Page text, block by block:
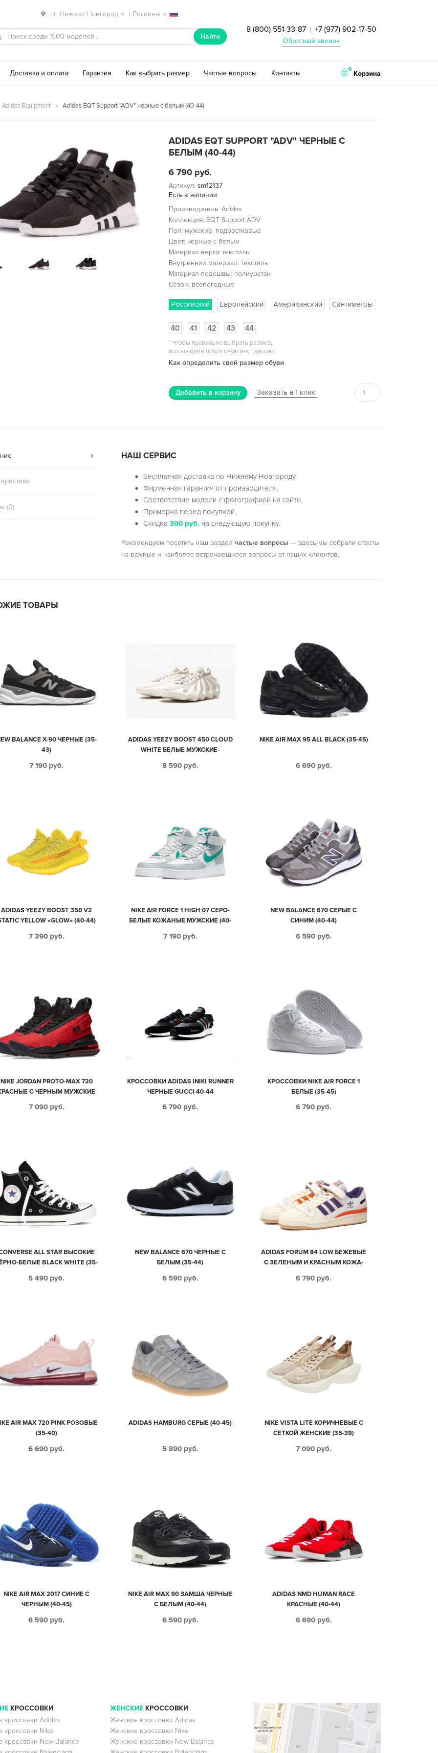
| г. Нижний Новгород | Регионы
Найти
8 (800) 551-33-87 | +7 (977) 902-17-50
Обратный звонок
Доставка и оплата Гарантия Как выбрать размер Частые вопросы Контакты 0
Корзина
Adidas Equipment Adidas EQT Support "ADV" черные с белым (40-44)
ADIDAS EQT SUPPORT "ADV" ЧЕРНЫЕ С
БЕЛЫМ (40-44)
6 790 руб.
Артикул: sm12137
Есть в наличии
Производитель: Adidas
Коллекция: EQT Support ADV
Пол: мужские, подростковые
Цвет: черные с белым
Материал верха: текстиль
Внутренний материал: текстиль
Материал подошвы: полиуретан
Сезон: всепогодные
Российский Европейский Американский Сантиметры
40 41 42 43 44
*Чтобы правильно выбрать размер,
используйте пошаговую инструкцию:
Как определить свой размер обуви
Добавить в корзину Заказать в 1 клик
(0)
НАШ СЕРВИС
Бесплатная доставка по Нижнему Новгороду.
Фирменная гарантия от производителя.
Соответствие модели с фотографией на сайте.
Примерка перед покупкой.
Скидка300 руб. на следующую покупку.
Рекомендуем посетить наш разделчастые вопросы — здесь мы собрали ответы
на важные и наиболее встречающиеся вопросы от наших клиентов.
ТОВАРЫ
BALANCE X-90 ЧЕРНЫЕ (35-
43)
7 190 руб.
ADIDAS YEEZY BOOST 450 CLOUD
WHITE БЕЛЫЕ МУЖСКИЕ-
8 590 руб.
NIKE AIR MAX 95 ALL BLACK (35-45)
6 690 руб.
ADIDAS YEEZY BOOST 350 V2
YELLOW «GLOW» (40-44)
7 390 руб.
NIKE AIR FORCE 1 HIGH 07 СЕРО-
БЕЛЫЕ КОЖАНЫЕ МУЖСКИЕ (40-
7 190 руб.
NEW BALANCE 670 СЕРЫЕ С
СИНИМ (40-44)
6 590 руб.
NIKE JORDAN PROTO-MAX 720
С ЧЕРНЫМ МУЖСКИЕ
7 090 руб.
КРОССОВКИ ADIDAS INIKI RUNNER
ЧЕРНЫЕ GUCCI 40-44
6 790 руб.
КРОССОВКИ NIKE AIR FORCE 1
БЕЛЫЕ (35-45)
6 790 руб.
ALL STAR ВЫСОКИЕ
БЕЛЫЕ BLACK WHITE (35-
5 490 руб.
NEW BALANCE 670 ЧЕРНЫЕ С
БЕЛЫМ (35-44)
6 590 руб.
ADIDAS FORUM 84 LOW БЕЖЕВЫЕ
С ЗЕЛЕНЫМ И КРАСНЫМ КОЖА-
6 790 руб.
AIR MAX 720 PINK РОЗОВЫЕ
(35-40)
6 690 руб.
ADIDAS HAMBURG СЕРЫЕ (40-45)
5 890 руб.
NIKE VISTA LITE КОРИЧНЕВЫЕ С
СЕТКОЙ ЖЕНСКИЕ (35-39)
7 090 руб.
NIKE AIR MAX 2017 СИНИЕ С
ЧЕРНЫМ (40-45)
6 590 руб.
NIKE AIR MAX 90 ЗАМША ЧЕРНЫЕ
С БЕЛЫМ (40-44)
6 590 руб.
ADIDAS NMD HUMAN RACE
КРАСНЫЕ (40-44)
6 690 руб.
КРОССОВКИ
кроссовки Adidas
кроссовки Nike
кроссовки New Balance
ЖЕНСКИЕКРОССОВКИ
Женские кроссовки Adidas
Женские кроссовки Nike
Женские кроссовки New Balance